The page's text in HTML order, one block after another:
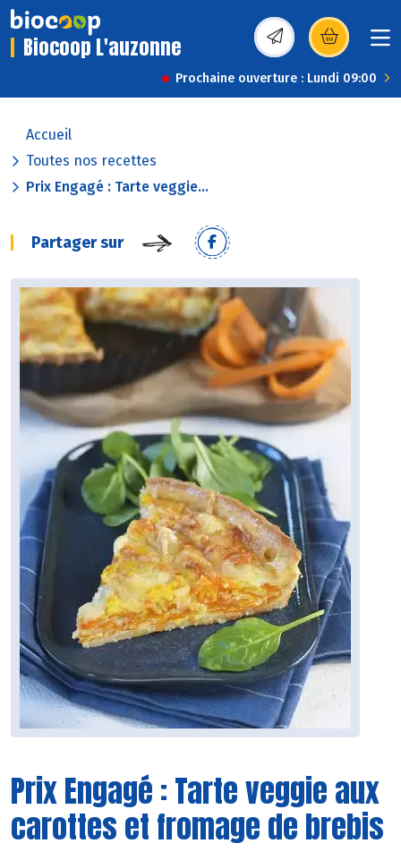
Biocoop L'auzonne (s’ouvre dans une
Prochaine ouverture : Lundi 09:00
Accueil
Toutes nos recettes
Prix Engagé : Tarte veggie...
Partager sur
Prix Engagé : Tarte veggie aux
carottes et fromage de brebis